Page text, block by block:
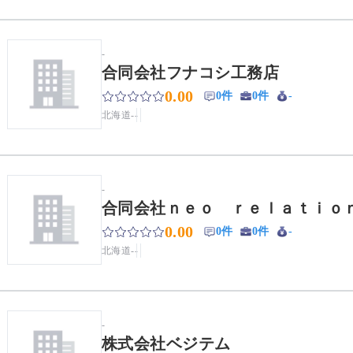
-
合同会社フナコシ工務店
0.00
0件 0件 -
北海道--
-
合同会社ｎｅｏ ｒｅｌａｔｉｏ
0.00
0件 0件 -
北海道--
-
株式会社ベジテム